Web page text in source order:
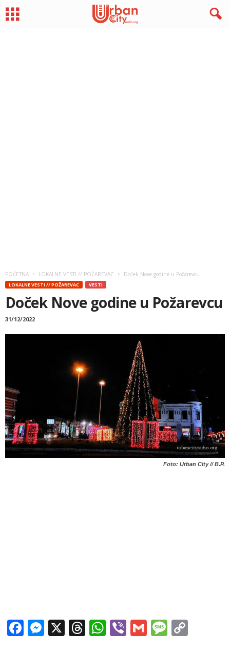
POČETNA LOKALNE VESTI // POŽAREVAC Doček Nove godine u Požarevcu
LOKALNE VESTI // POŽAREVAC VESTI
Doček Nove godine u Požarevcu
31/12/2022
Foto: Urban City // B.P.
Facebook
Messenger
X Threads
WhatsApp
ViberGmail